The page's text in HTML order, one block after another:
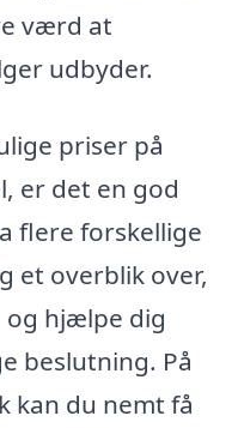
værd at
udbyder.
priser på
er det en god
flere forskellige
et overblik over,
og hjælpe dig
beslutning. På
kan du nemt få